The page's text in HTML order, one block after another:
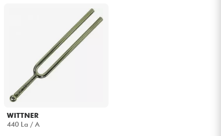
Drums
Violinen & Quartett
WITTNER
440 La / A